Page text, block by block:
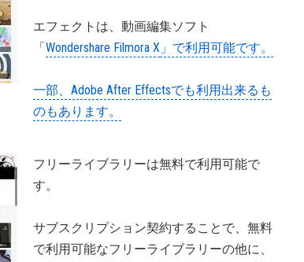
エフェクトは、動画編集ソフト
「Wondershare Filmora X 」で利用可能です。
一部、Adobe After Effectsでも利用出来るも
のもあります。
フリーライブラリーは無料で利用可能で
す。
サブスクリプション契約することで、無料
で利用可能なフリーライブラリーの他に、